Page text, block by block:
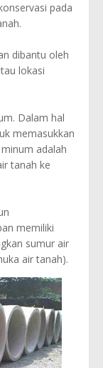
pada
dibantu oleh
lokasi
Dalam hal
memasukkan
adalah
tanah ke
memiliki
sumur air
air tanah).